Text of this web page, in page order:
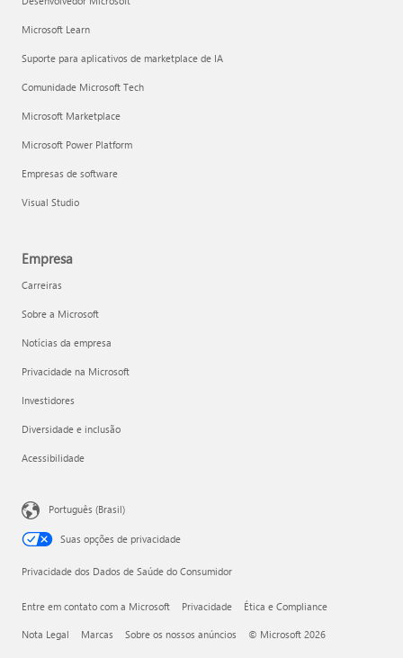
Microsoft Learn
Suporte para aplicativos de marketplace de IA
Comunidade Microsoft Tech
Microsoft Marketplace
Microsoft Power Platform
Empresas de software
Visual Studio
Empresa
Carreiras
Sobre a Microsoft
Notícias da empresa
Privacidade na Microsoft
Investidores
Diversidade e inclusão
Acessibilidade
Português (Brasil)
Suas opções de privacidade
Privacidade dos Dados de Saúde do Consumidor
Entre em contato com a Microsoft Privacidade Ética e Compliance
Nota Legal Marcas Sobre os nossos anúncios © Microsoft 2026